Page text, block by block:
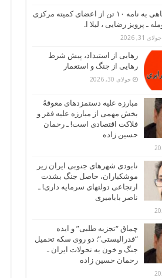
نگاهی به نامه ۱۰ تن از اعضای کمیته مرکزی
ـ پرویز رضایی ، لیلا ا.
جولای 31, 2026
رهایی از استبداد، پیش شرط
رهایی از جنگ و استعمار
جولای 30, 2026
مبارزه علیه دستمزدهای معوقهُ
بخش مهمی از مبارزه علیه فقر و
فلاکت اقتصادی است! ـ رحمان
حسین زاده
نابودی شهرهای جنوبی ایران زیر
موشکباران، حاصل جنگ بشدت
ارتجاعی دولتهای سرمایه داری! ـ
ناصر بابامیری
چماق “تجزیه طلبی” و ایده
“فدرالیستی”: دو روی سکه تحمیل
جنگ و خون به تحولات ایران ـ
رحمان حسین زاده